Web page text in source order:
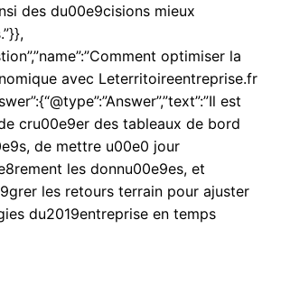
des du00e9cisions mieux
optimiser la
avec Leterritoireentreprise.fr
est
cru00e9er des tableaux de bord
de mettre u00e0 jour
les donnu00e9es, et
les retours terrain pour ajuster
du2019entreprise en temps